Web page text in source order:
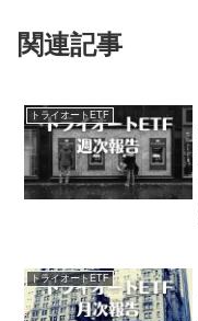
関連記事
トライオートETF
トライオートETF